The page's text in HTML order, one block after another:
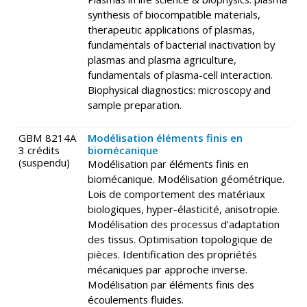
synthesis of biocompatible materials,
therapeutic applications of plasmas,
fundamentals of bacterial inactivation by
plasmas and plasma agriculture,
fundamentals of plasma-cell interaction.
Biophysical diagnostics: microscopy and
sample preparation.
GBM 8214A
3 crédits
(suspendu)
Modélisation éléments finis en
biomécanique
Modélisation par éléments finis en
biomécanique. Modélisation géométrique.
Lois de comportement des matériaux
biologiques, hyper-élasticité, anisotropie.
Modélisation des processus d’adaptation
des tissus. Optimisation topologique de
pièces. Identification des propriétés
mécaniques par approche inverse.
Modélisation par éléments finis des
écoulements fluides.